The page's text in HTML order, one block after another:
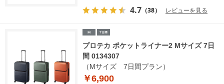
4.7 （38） レビューを見る
プロテカ ポケットライナー2 Mサイズ 7日
間 0134307
（Mサイズ 7日間プラン）
￥6,900